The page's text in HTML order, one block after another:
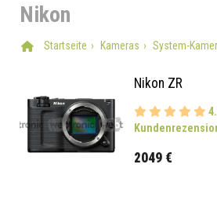
Nikon
Startseite Kameras System-
Nikon ZR
2049 €